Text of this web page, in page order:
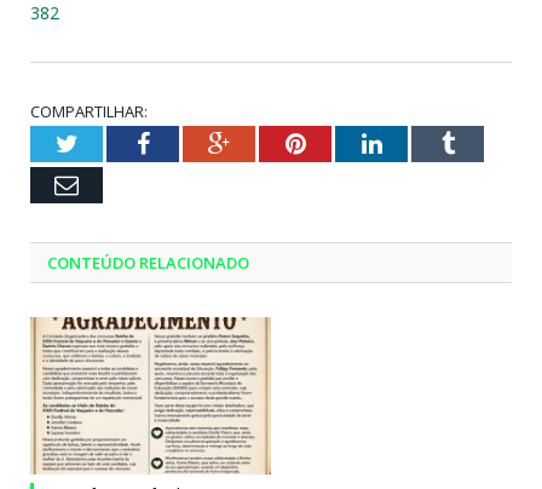
382
COMPARTILHAR:
TwitterFacebookGoogle+PinterestLinkedInTumblr
Email
CONTEÚDO RELACIONADO